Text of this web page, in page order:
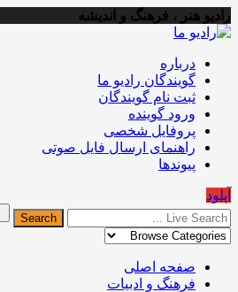
رادیو هنر ، فرهنگ و اندیشه
درباره
گویندگان رادیو ما
ثبت نام گویندگان
ورود گوینده
پروفایل شخصی
راهنمای ارسال فایل صوتی
پیوندها
آپلود
صفحه اصلی
فرهنگ و ادبیات